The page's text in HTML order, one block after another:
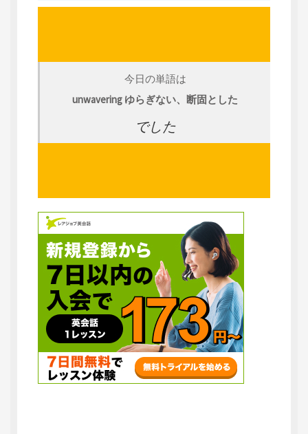
今日の単語は
unwavering ゆらぎない、断固とした
でした